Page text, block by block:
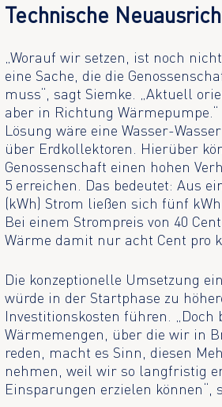
Technische
„Worauf wir setzen, ist noch
eine Sache, die die
muss“, sagt Siemke. „Aktuell
aber in Richtung
Lösung wäre eine Wasser-
über Erdkollektoren. Hierüber
Genossenschaft einen hohen
5 erreichen. Das bedeutet: Aus
(kWh) Strom ließen sich fünf
Bei einem Strompreis von 40
Wärme damit nur acht Cent pro
Die konzeptionelle Umsetzung
würde in der Startphase zu
Investitionskosten führen. „Doch
Wärmemengen, über die wir in
reden, macht es Sinn, diesen
nehmen, weil wir so langfristig
Einsparungen erzielen können“,